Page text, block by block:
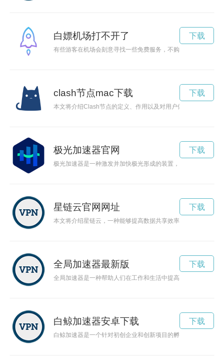
白嫖机场打不开了
有些游客在机场会刻意寻找一些免费服务，不购买任何东西却
下载
clash节点mac下载
本文将介绍Clash节点的定义、作用以及对用户体验的影响，帮
下载
极光加速器官网
极光加速器是一种激发并加快极光形成的装置，被广泛应用于科
下载
星链云官网网址
本文将介绍星链云，一种能够提高数据共享效率的新技术。通
下载
全局加速器最新版
全局加速器是一种帮助人们在工作和生活中提高效率的工具，
下载
白鲸加速器安卓下载
白鲸加速器是一个针对初创企业和创新项目的孵化器，致力于
下载